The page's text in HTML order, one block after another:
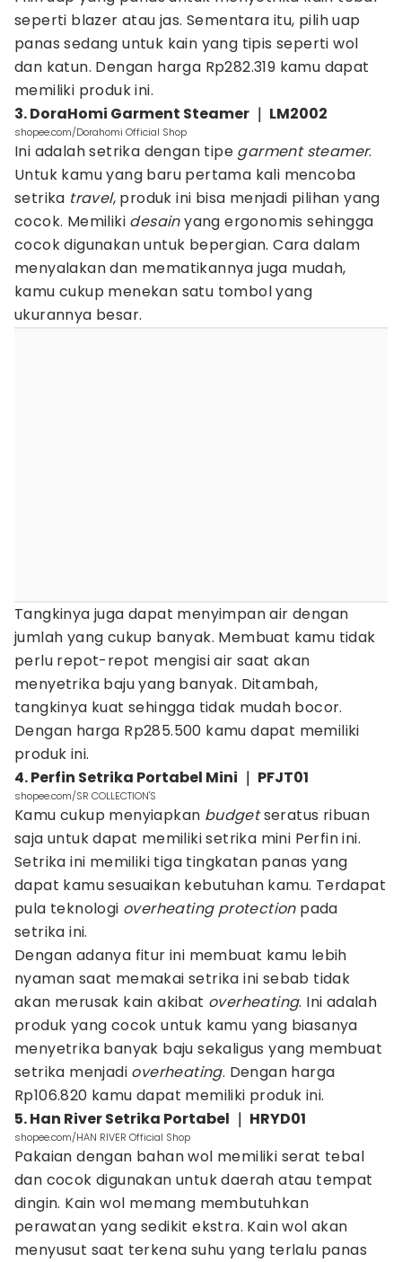
seperti blazer atau jas. Sementara itu, pilih uap
panas sedang untuk kain yang tipis seperti wol
dan katun. Dengan harga Rp282.319 kamu dapat
memiliki produk ini.
3. DoraHomi Garment Steamer ｜ LM2002
shopee.com/Dorahomi Official Shop
Ini adalah setrika dengan tipe garment steamer.
Untuk kamu yang baru pertama kali mencoba
setrika travel, produk ini bisa menjadi pilihan yang
cocok. Memiliki desainyang ergonomis sehingga
cocok digunakan untuk bepergian. Cara dalam
menyalakan dan mematikannya juga mudah,
kamu cukup menekan satu tombol yang
ukurannya besar.
Tangkinya juga dapat menyimpan air dengan
jumlah yang cukup banyak. Membuat kamu tidak
perlu repot-repot mengisi air saat akan
menyetrika baju yang banyak. Ditambah,
tangkinya kuat sehingga tidak mudah bocor.
Dengan harga Rp285.500 kamu dapat memiliki
produk ini.
4. Perfin Setrika Portabel Mini ｜ PFJT01
shopee.com/SR COLLECTION'S
Kamu cukup menyiapkan budgetseratus ribuan
saja untuk dapat memiliki setrika mini Perfin ini.
Setrika ini memiliki tiga tingkatan panas yang
dapat kamu sesuaikan kebutuhan kamu. Terdapat
pula teknologi overheating protectionpada
setrika ini.
Dengan adanya fitur ini membuat kamu lebih
nyaman saat memakai setrika ini sebab tidak
akan merusak kain akibat overheating. Ini adalah
produk yang cocok untuk kamu yang biasanya
menyetrika banyak baju sekaligus yang membuat
setrika menjadi overheating. Dengan harga
Rp106.820 kamu dapat memiliki produk ini.
5. Han River Setrika Portabel ｜ HRYD01
shopee.com/HAN RIVER Official Shop
Pakaian dengan bahan wol memiliki serat tebal
dan cocok digunakan untuk daerah atau tempat
dingin. Kain wol memang membutuhkan
perawatan yang sedikit ekstra. Kain wol akan
menyusut saat terkena suhu yang terlalu panas